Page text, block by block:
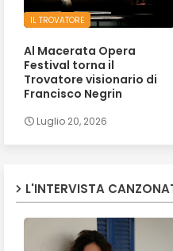
IL TROVATORE
Al Macerata Opera
Festival torna il
Trovatore visionario di
Francisco Negrin
Luglio 20, 2026
L'INTERVISTA